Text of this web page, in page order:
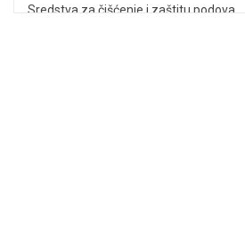
Sredstva za čišćenje i zaštitu podova